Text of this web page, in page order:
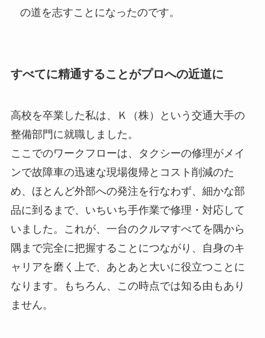
の道を志すことになったのです。
すべてに精通することがプロへの近道に
高校を卒業した私は、Ｋ（株）という交通大手の
整備部門に就職しました。
ここでのワークフローは、タクシーの修理がメイ
ンで故障車の迅速な現場復帰とコスト削減のた
め、ほとんど外部への発注を行なわず、細かな部
品に到るまで、いちいち手作業で修理・対応して
いました。これが、一台のクルマすべてを隅から
隅まで完全に把握することにつながり、自身のキ
ャリアを磨く上で、あとあと大いに役立つことに
なります。もちろん、この時点では知る由もあり
ません。